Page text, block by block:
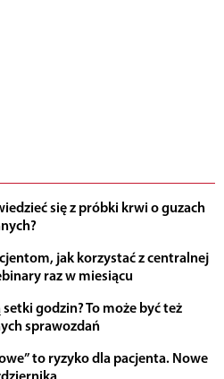
się z próbki krwi o guzach
jak korzystać z centralnej
raz w miesiącu
godzin? To może być też
sprawozdań
to ryzyko dla pacjenta. Nowe